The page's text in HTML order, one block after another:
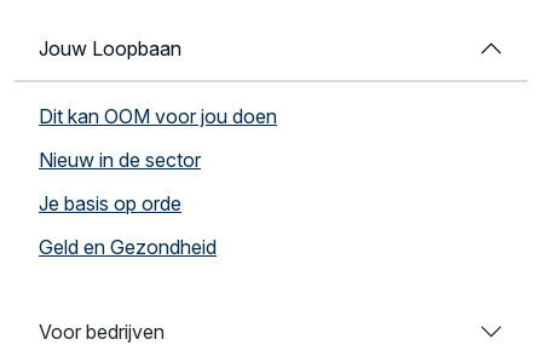
Jouw Loopbaan
Dit kan OOM voor jou doen
Nieuw in de sector
Je basis op orde
Geld en Gezondheid
Voor bedrijven